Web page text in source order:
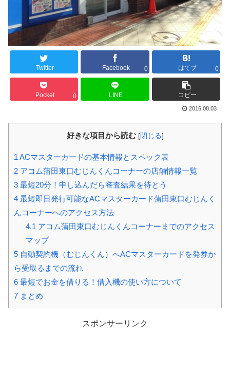
Twitter Facebook 0 はてブ 0
Pocket 0 LINE コピー
2016.08.03
好きな項目から読む [閉じる]
1 ACマスターカードの基本情報とスペック表
2 アコム蒲田東口むじんくんコーナーの店舗情報一覧
3 最短20分！申し込んだら審査結果を待とう
4 最短即日発行可能なACマスターカード蒲田東口むじんく
んコーナーへのアクセス方法
4.1 アコム蒲田東口むじんくんコーナーまでのアクセス
マップ
5 自動契約機（むじんくん）へACマスターカードを発券か
ら受取るまでの流れ
6 最短でお金を借りる！借入機の使い方について
7 まとめ
スポンサーリンク